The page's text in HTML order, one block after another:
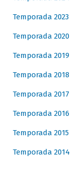
Temporada 2023
Temporada 2020
Temporada 2019
Temporada 2018
Temporada 2017
Temporada 2016
Temporada 2015
Temporada 2014